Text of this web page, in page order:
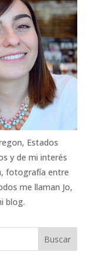
Estados
y de mi interés
fotografía entre
me llaman Jo,
blog.